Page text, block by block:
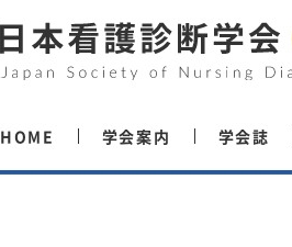
HOME 学会案内 学会誌